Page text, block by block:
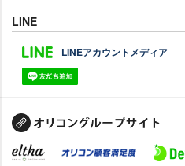
LINE
LINEアカウントメディア